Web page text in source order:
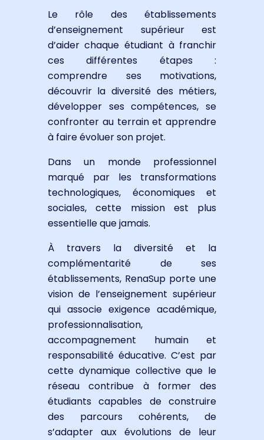
Le rôle des établissements
d’enseignement supérieur est
d’aider chaque étudiant à franchir
ces différentes étapes :
comprendre ses motivations,
découvrir la diversité des métiers,
développer ses compétences, se
confronter au terrain et apprendre
à faire évoluer son projet.
Dans un monde professionnel
marqué par les transformations
technologiques, économiques et
sociales, cette mission est plus
essentielle que jamais.
À travers la diversité et la
complémentarité de ses
établissements, RenaSup porte une
vision de l’enseignement supérieur
qui associe exigence académique,
professionnalisation,
accompagnement humain et
responsabilité éducative. C’est par
cette dynamique collective que le
réseau contribue à former des
étudiants capables de construire
des parcours cohérents, de
s’adapter aux évolutions de leur